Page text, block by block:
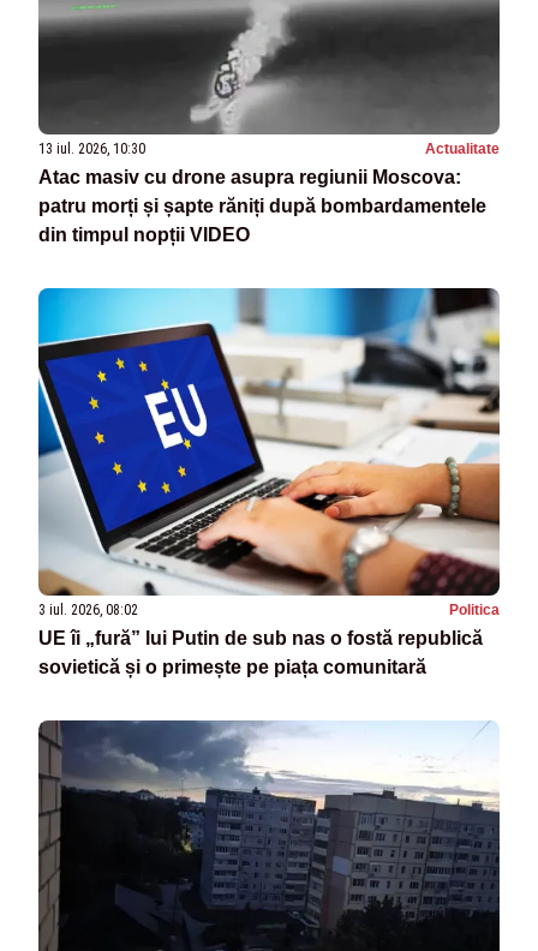
13 iul. 2026, 10:30 Actualitate
Atac masiv cu drone asupra regiunii Moscova:
patru morți și șapte răniți după bombardamentele
din timpul nopții VIDEO
3 iul. 2026, 08:02 Politica
UE îi „fură” lui Putin de sub nas o fostă republică
sovietică și o primește pe piața comunitară